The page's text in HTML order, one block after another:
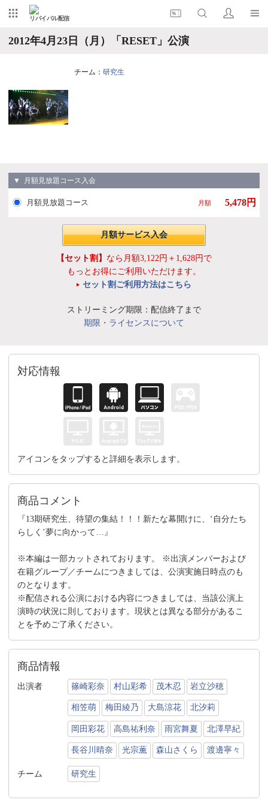
リバイバル配信
2012年4月23日（月）「RESET」公演
チーム： 研究生
▼ 月額見放題コース入会
月額見放題コース 月額 5,478円
月額サービス入会
【セット割】 なら月額3,122円＋1,628円で
もっとお得にご利用いただけます。
セット割ご利用方法はこちら
ストリーミング期限：配信終了まで
期限・ライセンスについて
対応情報
アイコンをタップすると詳細を表示します。
商品コメント
『13期研究生、待望の集結！！！新たな幕開けに、‘自分たち
らしく’夢に向かって…』
※本編は一部カットされております。 ※出演メンバーおよび
在籍グループ／チームにつきましては、公演実施日時点のも
のとなります。
※配信される公演における内容につきましては、当該公演上
演時の状況に則しております。現状とは異なる部分があるこ
とを予めご了承ください。
商品情報
出演者 篠崎彩奈 村山彩希 茂木忍 岩立沙穂
相笠萌 梅田綾乃 大島涼花 北汐莉
岡田彩花 高島祐利奈 雨宮舞夏 北澤早紀
長谷川晴奈 光宗薫 森山さくら 渡邊寧々
チーム 研究生